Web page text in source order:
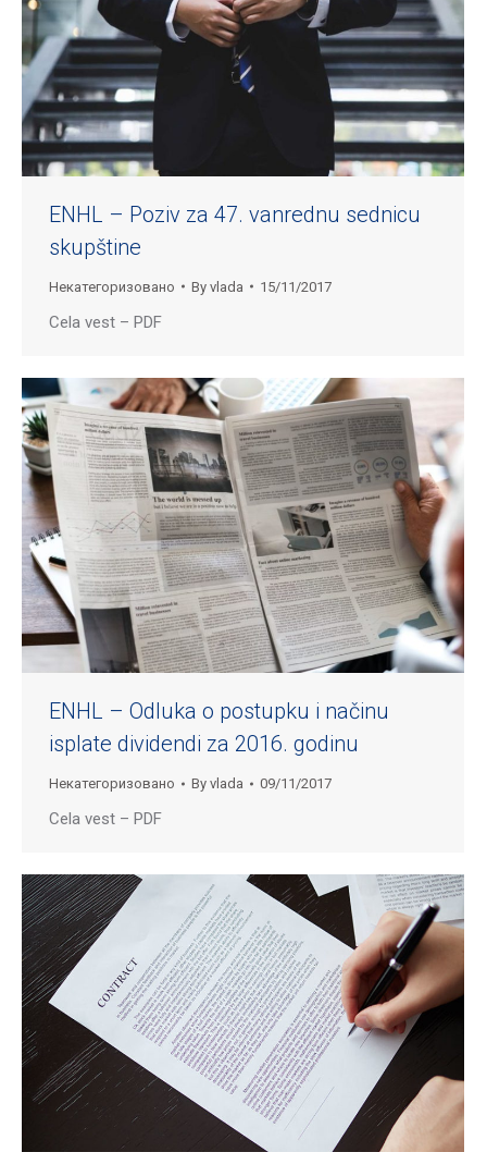
ENHL – Poziv za 47. vanrednu sednicu
skupštine
Некатегоризовано By vlada 15/11/2017
Cela vest – PDF
ENHL – Odluka o postupku i načinu
isplate dividendi za 2016. godinu
Некатегоризовано By vlada 09/11/2017
Cela vest – PDF